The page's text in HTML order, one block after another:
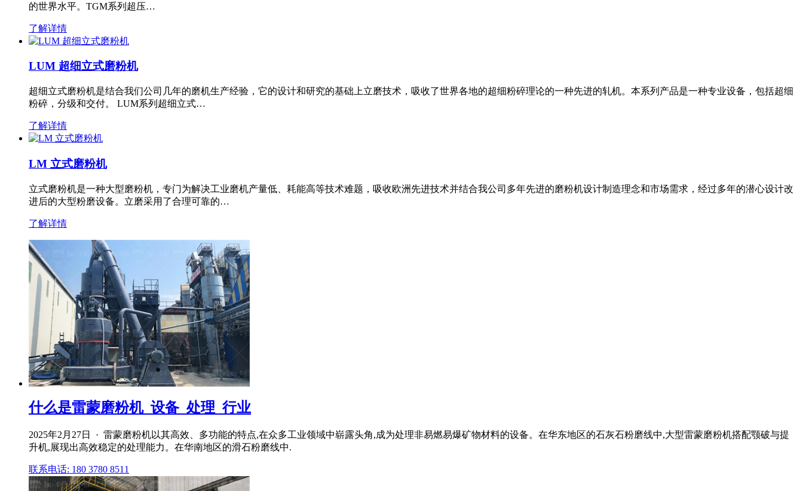
的世界水平。TGM系列超压…
了解详情
LUM 超细立式磨粉机
超细立式磨粉机是结合我们公司几年的磨机生产经验，它的设计和研究的基础上立磨技术，吸收了世界各地的超细粉碎理论的一种先进的轧机。本系列产品是一种专业设备，包括超细
粉碎，分级和交付。 LUM系列超细立式…
了解详情
LM 立式磨粉机
立式磨粉机是一种大型磨粉机，专门为解决工业磨机产量低、耗能高等技术难题，吸收欧洲先进技术并结合我公司多年先进的磨粉机设计制造理念和市场需求，经过多年的潜心设计改
进后的大型粉磨设备。立磨采用了合理可靠的…
了解详情
什么是雷蒙磨粉机_设备_处理_行业
2025年2月27日 · 雷蒙磨粉机以其高效、多功能的特点,在众多工业领域中崭露头角,成为处理非易燃易爆矿物材料的设备。在华东地区的石灰石粉磨线中,大型雷蒙磨粉机搭配颚破与提
升机,展现出高效稳定的处理能力。在华南地区的滑石粉磨线中.
联系电话: 180 3780 8511